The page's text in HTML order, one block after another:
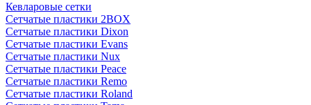
Кевларовые сетки
Сетчатые пластики 2BOX
Сетчатые пластики Dixon
Сетчатые пластики Evans
Сетчатые пластики Nux
Сетчатые пластики Peace
Сетчатые пластики Remo
Сетчатые пластики Roland